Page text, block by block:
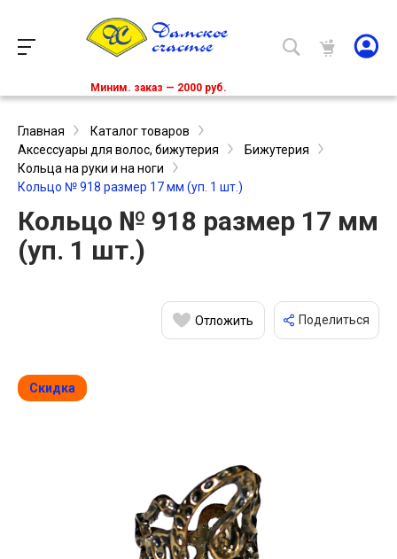
Миним. заказ — 2000 руб.
Главная
Каталог товаров
Аксессуары для волос, бижутерия
Бижутерия
Кольца на руки и на ноги
Кольцо № 918 размер 17 мм (уп. 1 шт.)
Кольцо № 918 размер 17 мм
(уп. 1 шт.)
Отложить Поделиться
Скидка